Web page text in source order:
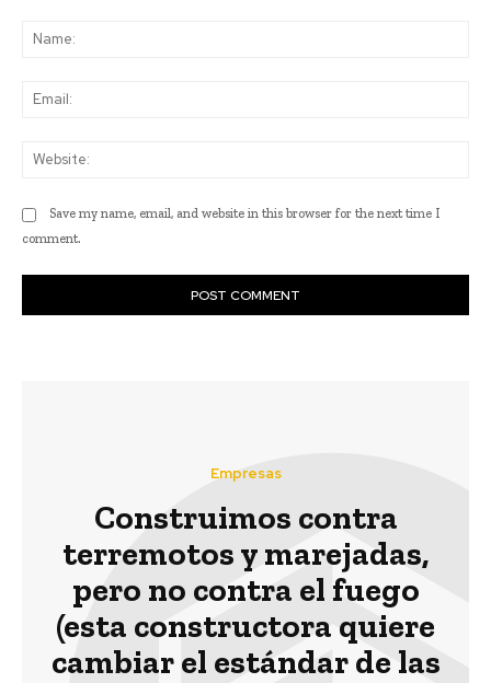
Save my name, email, and website in this browser for the next time I
comment.